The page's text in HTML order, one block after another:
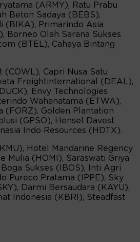
(ARMY), Ratu Prabu
Beton Sadaya (BEBS),
(BIKA), Primarindo Asia
Borneo Olah Sarana Sukses
(BTEL), Cahaya Bintang
Capri Nusa Satu
Freightinternational (DEAL),
Envy Technologies
Wahanatama (ETWA),
(FORZ), Golden Plantation
(GPSO), Hensel Davest
Indo Resources (HDTX).
Hotel Mandarine Regency
Mulia (HOMI), Saraswati Griya
Sukses (IBOS), Inti Agri
Pureco Pratama (IPPE), Sky
Darmi Bersaudara (KAYU),
Indonesia (KBRI), Steadfast